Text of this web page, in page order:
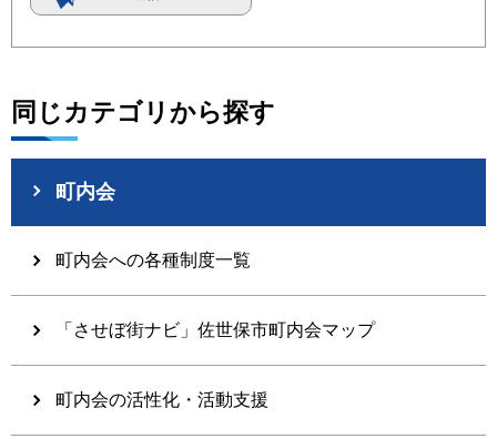
同じカテゴリから探す
町内会
町内会への各種制度一覧
「させぼ街ナビ」佐世保市町内会マップ
町内会の活性化・活動支援